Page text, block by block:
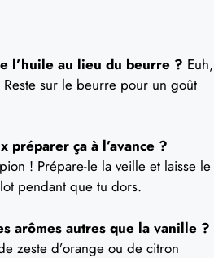
l’huile au lieu du beurre ? Euh,
Reste sur le beurre pour un goût
préparer ça à l’avance ?
! Prépare-le la veille et laisse le
pendant que tu dors.
arômes autres que la vanille ?
zeste d’orange ou de citron